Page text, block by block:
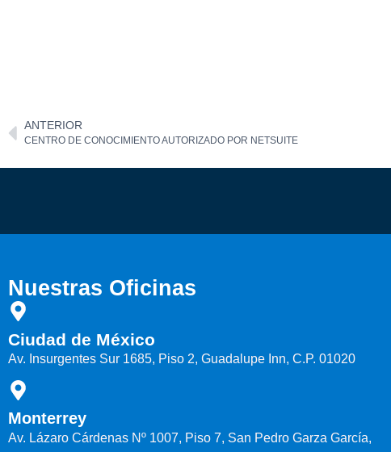
ANTERIOR
CENTRO DE CONOCIMIENTO AUTORIZADO POR NETSUITE
Nuestras Oficinas
Ciudad de México
Av. Insurgentes Sur 1685, Piso 2, Guadalupe Inn, C.P. 01020
Monterrey
Av. Lázaro Cárdenas Nº 1007, Piso 7, San Pedro Garza García,